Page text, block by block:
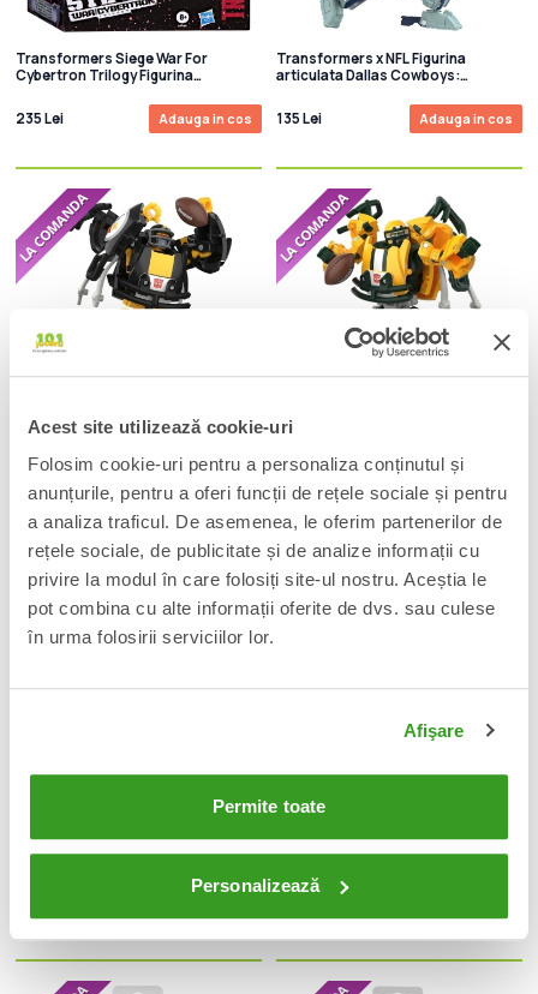
Acest site utilizează cookie-uri
Folosim cookie-uri pentru a personaliza conținutul și
anunțurile, pentru a oferi funcții de rețele sociale și pentru
a analiza traficul. De asemenea, le oferim partenerilor de
rețele sociale, de publicitate și de analize informații cu
privire la modul în care folosiți site-ul nostru. Aceștia le
pot combina cu alte informații oferite de dvs. sau culese
în urma folosirii serviciilor lor.
Afişare
Permite toate
Personalizează
Transformers Siege War For
Cybertron Trilogy Figurina
235 Lei
Adauga in cos
Transformers x NFL Figurina
articulata Dallas Cowboys:
135 Lei
Adauga in cos
Transformers x NFL Figurina
articulata Pittsburgh Steelers:
Steelsmash 14 cm
Adauga in cos
Transformers x NFL Figurina
articulata Green Bay Packers:
Tundra Prime 14 cm
135 Lei
Adauga in cos
Transformers x NFL Figurina
Transformers Power of the Primes
Predaking 45 cm